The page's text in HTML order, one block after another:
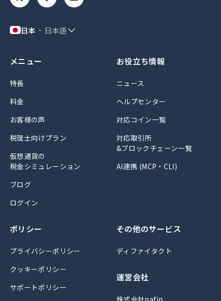
日本 日本語
メニュー
特長
料金
お客様の声
税理士向けプラン
仮想通貨の
税金シミュレーション
ブログ
ログイン
お役立ち情報
ニュース
ヘルプセンター
対応コイン一覧
対応取引所
&ブロックチェーン一覧
AI連携 (MCP・CLI)
ポリシー
プライバシーポリシー
クッキーポリシー
サポートポリシー
その他のサービス
ディファイタクト
運営会社